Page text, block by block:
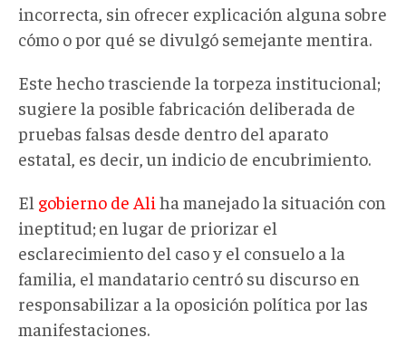
incorrecta, sin ofrecer explicación alguna sobre
cómo o por qué se divulgó semejante mentira.
Este hecho trasciende la torpeza institucional;
sugiere la posible fabricación deliberada de
pruebas falsas desde dentro del aparato
estatal, es decir, un indicio de encubrimiento.
El gobierno de Ali ha manejado la situación con
ineptitud; en lugar de priorizar el
esclarecimiento del caso y el consuelo a la
familia, el mandatario centró su discurso en
responsabilizar a la oposición política por las
manifestaciones.